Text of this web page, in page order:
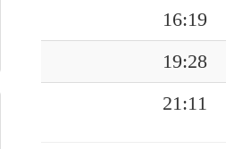
16:19
19:28
21:11